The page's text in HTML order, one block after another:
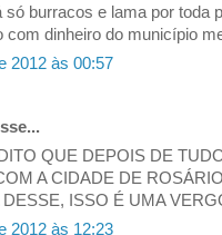
só burracos e lama por toda
com dinheiro do município
2012 às 00:57
QUE DEPOIS DE
A CIDADE DE
DESSE, ISSO É UMA
2012 às 12:23